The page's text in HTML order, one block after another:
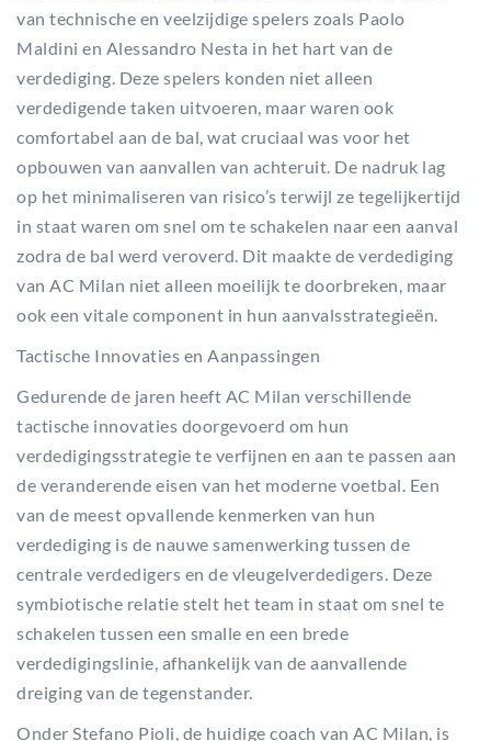
van technische en veelzijdige spelers zoals Paolo
Maldini en Alessandro Nesta in het hart van de
verdediging. Deze spelers konden niet alleen
verdedigende taken uitvoeren, maar waren ook
comfortabel aan de bal, wat cruciaal was voor het
opbouwen van aanvallen van achteruit. De nadruk lag
op het minimaliseren van risico’s terwijl ze tegelijkertijd
in staat waren om snel om te schakelen naar een aanval
zodra de bal werd veroverd. Dit maakte de verdediging
van AC Milan niet alleen moeilijk te doorbreken, maar
ook een vitale component in hun aanvalsstrategieën.
Tactische Innovaties en Aanpassingen
Gedurende de jaren heeft AC Milan verschillende
tactische innovaties doorgevoerd om hun
verdedigingsstrategie te verfijnen en aan te passen aan
de veranderende eisen van het moderne voetbal. Een
van de meest opvallende kenmerken van hun
verdediging is de nauwe samenwerking tussen de
centrale verdedigers en de vleugelverdedigers. Deze
symbiotische relatie stelt het team in staat om snel te
schakelen tussen een smalle en een brede
verdedigingslinie, afhankelijk van de aanvallende
dreiging van de tegenstander.
Onder Stefano Pioli, de huidige coach van AC Milan, is